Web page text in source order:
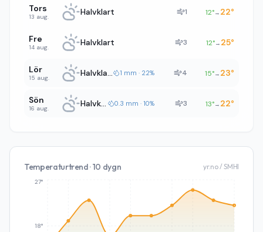
Tors
13 aug. Halvklart 1 12°→ 22°
Fre
14 aug. Halvklart 3 12°→ 25°
Lör
15 aug. Halvklart 1 mm · 22% 4 15°→ 23°
Sön
16 aug. Halvklart 0.3 mm · 10% 3 13°→ 22°
Temperaturtrend · 10 dygn yr.no / SMHI
18°
27°